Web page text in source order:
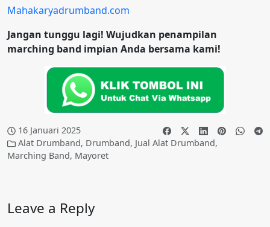
Mahakaryadrumband.com
Jangan tunggu lagi! Wujudkan penampilan
marching band impian Anda bersama kami!
16 Januari 2025
Alat Drumband, Drumband, Jual Alat Drumband,
Marching Band, Mayoret
Leave a Reply